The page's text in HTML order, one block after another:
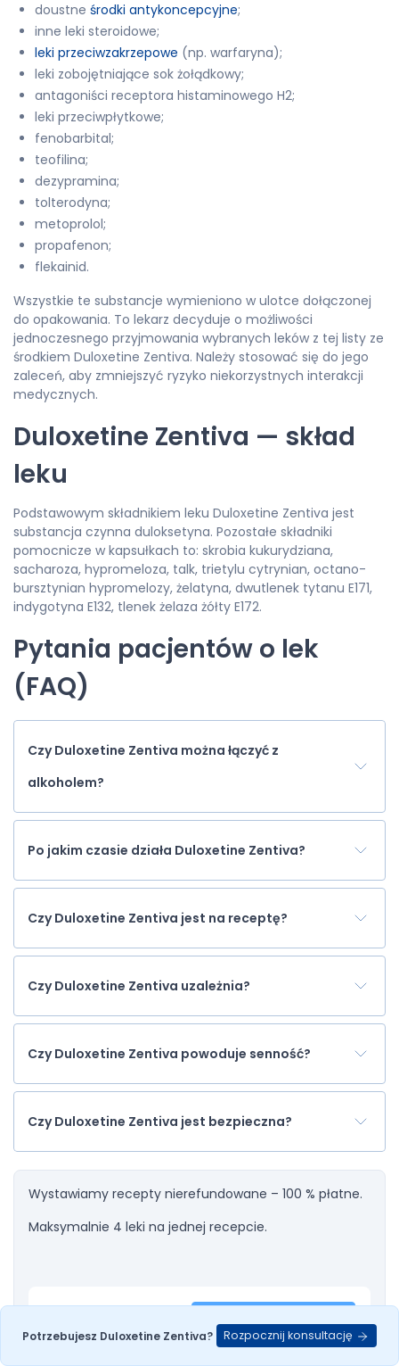
doustne środki antykoncepcyjne;
inne leki steroidowe;
leki przeciwzakrzepowe (np. warfaryna);
leki zobojętniające sok żołądkowy;
antagoniści receptora histaminowego H2;
leki przeciwpłytkowe;
fenobarbital;
teofilina;
dezypramina;
tolterodyna;
metoprolol;
propafenon;
flekainid.
Wszystkie te substancje wymieniono w ulotce dołączonej
do opakowania. To lekarz decyduje o możliwości
jednoczesnego przyjmowania wybranych leków z tej listy ze
środkiem Duloxetine Zentiva. Należy stosować się do jego
zaleceń, aby zmniejszyć ryzyko niekorzystnych interakcji
medycznych.
Duloxetine Zentiva — skład
leku
Podstawowym składnikiem leku Duloxetine Zentiva jest
substancja czynna duloksetyna. Pozostałe składniki
pomocnicze w kapsułkach to: skrobia kukurydziana,
sacharoza, hypromeloza, talk, trietylu cytrynian, octano-
bursztynian hypromelozy, żelatyna, dwutlenek tytanu E171,
indygotyna E132, tlenek żelaza żółty E172.
Pytania pacjentów o lek
(FAQ)
Czy Duloxetine Zentiva można łączyć z
alkoholem?
Po jakim czasie działa Duloxetine Zentiva?
Czy Duloxetine Zentiva jest na receptę?
Czy Duloxetine Zentiva uzależnia?
Czy Duloxetine Zentiva powoduje senność?
Czy Duloxetine Zentiva jest bezpieczna?
Wystawiamy recepty nierefundowane – 100 % płatne.
Maksymalnie 4 leki na jednej recepcie.
Zentiva
Dodaj do
recepty
Potrzebujesz Duloxetine Zentiva? Rozpocznij konsultację